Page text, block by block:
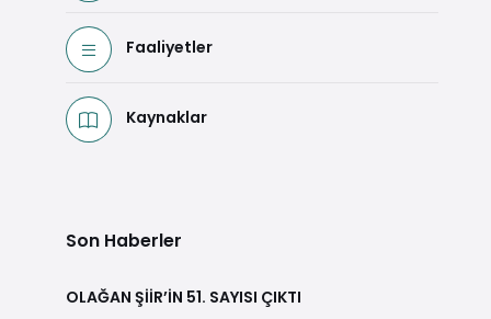
Faaliyetler
Kaynaklar
Son Haberler
OLAĞAN ŞİİR’İN 51. SAYISI ÇIKTI